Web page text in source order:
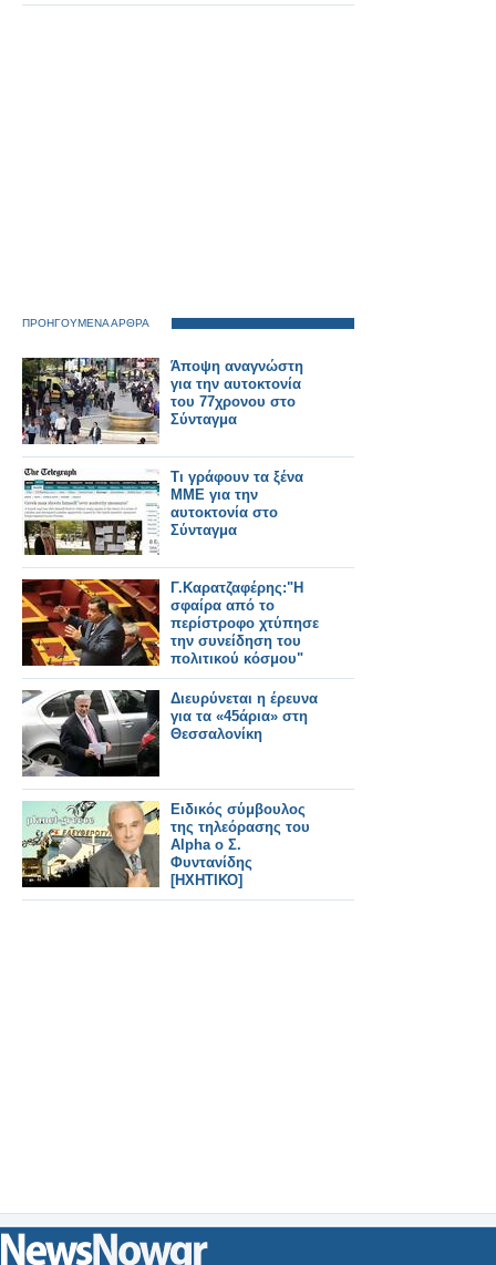
ΠΡΟΗΓΟΥΜΕΝΑ ΑΡΘΡΑ
Άποψη αναγνώστη
για την αυτοκτονία
του 77χρονου στο
Σύνταγμα
Τι γράφουν τα ξένα
ΜΜΕ για την
αυτοκτονία στο
Σύνταγμα
Γ.Καρατζαφέρης:"Η
σφαίρα από το
περίστροφο χτύπησε
την συνείδηση του
πολιτικού κόσμου"
Διευρύνεται η έρευνα
για τα «45άρια» στη
Θεσσαλονίκη
Ειδικός σύμβουλος
της τηλεόρασης του
Alpha ο Σ.
Φυντανίδης
[ΗΧΗΤΙΚΟ]